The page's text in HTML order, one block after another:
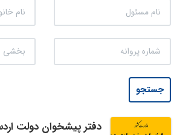
جستجو
دفتر پیشخوان دولت